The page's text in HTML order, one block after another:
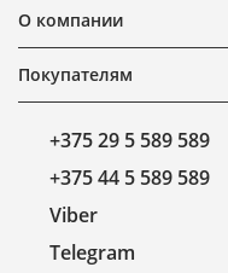
О компании
Покупателям
+375 29 5 589 589
+375 44 5 589 589
Viber
Telegram